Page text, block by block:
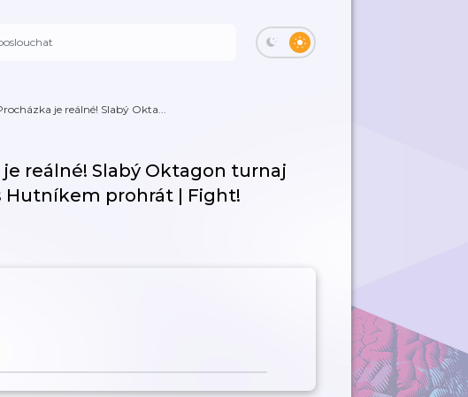
je reálné! Slabý Okta...
reálné! Slabý Oktagon turnaj
Hutníkem prohrát | Fight!